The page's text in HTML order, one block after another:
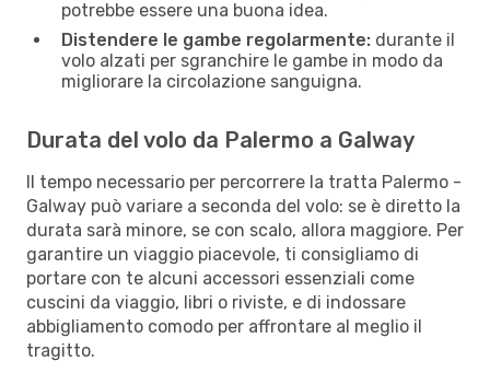
potrebbe essere una buona idea.
Distendere le gambe regolarmente: durante il
volo alzati per sgranchire le gambe in modo da
migliorare la circolazione sanguigna.
Durata del volo da Palermo a Galway
Il tempo necessario per percorrere la tratta Palermo -
Galway può variare a seconda del volo: se è diretto la
durata sarà minore, se con scalo, allora maggiore. Per
garantire un viaggio piacevole, ti consigliamo di
portare con te alcuni accessori essenziali come
cuscini da viaggio, libri o riviste, e di indossare
abbigliamento comodo per affrontare al meglio il
tragitto.